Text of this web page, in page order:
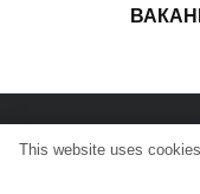
©
This website uses